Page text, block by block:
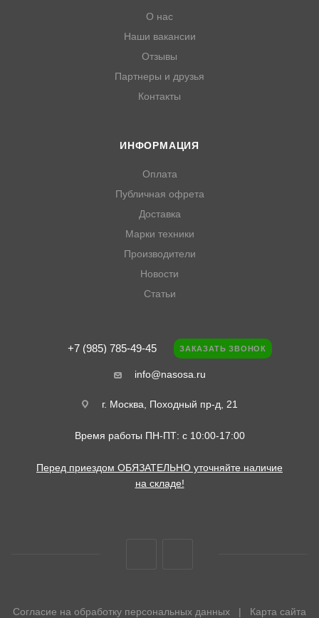
О нас
Наши вакансии
Отзывы
Партнеры и друзья
Контакты
ИНФОРМАЦИЯ
Оплата
Публичная офрета
Доставка
Марки техники
Производители
Новости
Статьи
+7 (985) 785-49-45 ЗАКАЗАТЬ ЗВОНОК
info@nasosa.ru
г. Москва, Походный пр-д, 21
Время работы ПН-ПТ: с 10:00-17:00
Перед приездом ОБЯЗАТЕЛЬНО уточняйте наличие
на складе!
Согласие на обработку персональных данных | Карта сайта